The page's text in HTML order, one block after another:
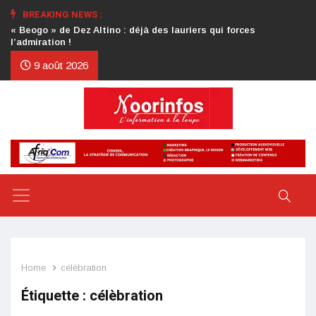
BREAKING NEWS :
Crise au CDP : l’authentification de la lettre du président
d’honneur toujours attendue
9 août 2026
Home célèbration
Étiquette : célèbration